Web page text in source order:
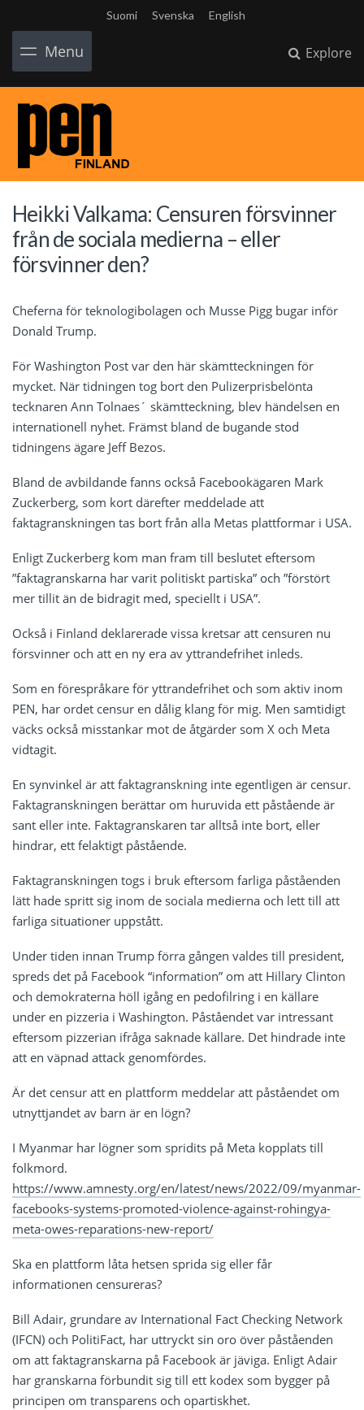
Suomi Svenska English
Menu Explore
Heikki Valkama: Censuren försvinner
från de sociala medierna – eller
försvinner den?
Cheferna för teknologibolagen och Musse Pigg bugar inför
Donald Trump.
För Washington Post var den här skämtteckningen för
mycket. När tidningen tog bort den Pulizerprisbelönta
tecknaren Ann Tolnaes´ skämtteckning, blev händelsen en
internationell nyhet. Främst bland de bugande stod
tidningens ägare Jeff Bezos.
Bland de avbildande fanns också Facebookägaren Mark
Zuckerberg, som kort därefter meddelade att
faktagranskningen tas bort från alla Metas plattformar i USA.
Enligt Zuckerberg kom man fram till beslutet eftersom
”faktagranskarna har varit politiskt partiska” och ”förstört
mer tillit än de bidragit med, speciellt i USA”.
Också i Finland deklarerade vissa kretsar att censuren nu
försvinner och att en ny era av yttrandefrihet inleds.
Som en förespråkare för yttrandefrihet och som aktiv inom
PEN, har ordet censur en dålig klang för mig. Men samtidigt
väcks också misstankar mot de åtgärder som X och Meta
vidtagit.
En synvinkel är att faktagranskning inte egentligen är censur.
Faktagranskningen berättar om huruvida ett påstående är
sant eller inte. Faktagranskaren tar alltså inte bort, eller
hindrar, ett felaktigt påstående.
Faktagranskningen togs i bruk eftersom farliga påståenden
lätt hade spritt sig inom de sociala medierna och lett till att
farliga situationer uppstått.
Under tiden innan Trump förra gången valdes till president,
spreds det på Facebook “information” om att Hillary Clinton
och demokraterna höll igång en pedofilring i en källare
under en pizzeria i Washington. Påståendet var intressant
eftersom pizzerian ifråga saknade källare. Det hindrade inte
att en väpnad attack genomfördes.
Är det censur att en plattform meddelar att påståendet om
utnyttjandet av barn är en lögn?
I Myanmar har lögner som spridits på Meta kopplats till
folkmord.
https://www.amnesty.org/en/latest/news/2022/09/myanmar-
facebooks-systems-promoted-violence-against-rohingya-
meta-owes-reparations-new-report/
Ska en plattform låta hetsen sprida sig eller får
informationen censureras?
Bill Adair, grundare av International Fact Checking Network
(IFCN) och PolitiFact, har uttryckt sin oro över påståenden
om att faktagranskarna på Facebook är jäviga. Enligt Adair
har granskarna förbundit sig till ett kodex som bygger på
principen om transparens och opartiskhet.